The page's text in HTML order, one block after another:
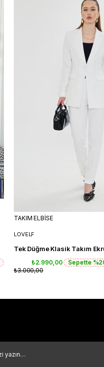
TAKIM ELBİSE
LOVELF
Tek Düğme Klasik Takım
₺2.990,00 Sepette
₺3.000,00